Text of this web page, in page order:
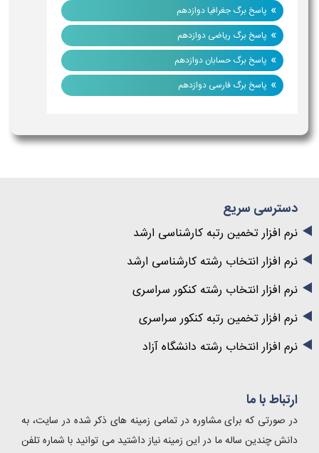
» پاسخ برگ جغرافیا دوازدهم
» پاسخ برگ ریاضی دوازدهم
» پاسخ برگ حسابان دوازدهم
» پاسخ برگ فارسی دوازدهم
دسترسی سریع
نرم افزار تخمین رتبه کارشناسی ارشد
نرم افزار انتخاب رشته کارشناسی ارشد
نرم افزار انتخاب رشته کنکور سراسری
نرم افزار تخمین رتبه کنکور سراسری
نرم افزار انتخاب رشته دانشگاه آزاد
ارتباط با ما
در صورتی که برای مشاوره در تمامی زمینه های ذکر شده در سایت، به
دانش چندین ساله ما در این زمینه نیاز داشتید می توانید با شماره تلفن